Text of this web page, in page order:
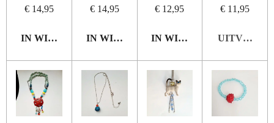
€ 14,95
IN WINKELWAGEN
€ 14,95
IN WINKELWAGEN
€ 12,95
IN WINKELWAGEN
€ 11,95